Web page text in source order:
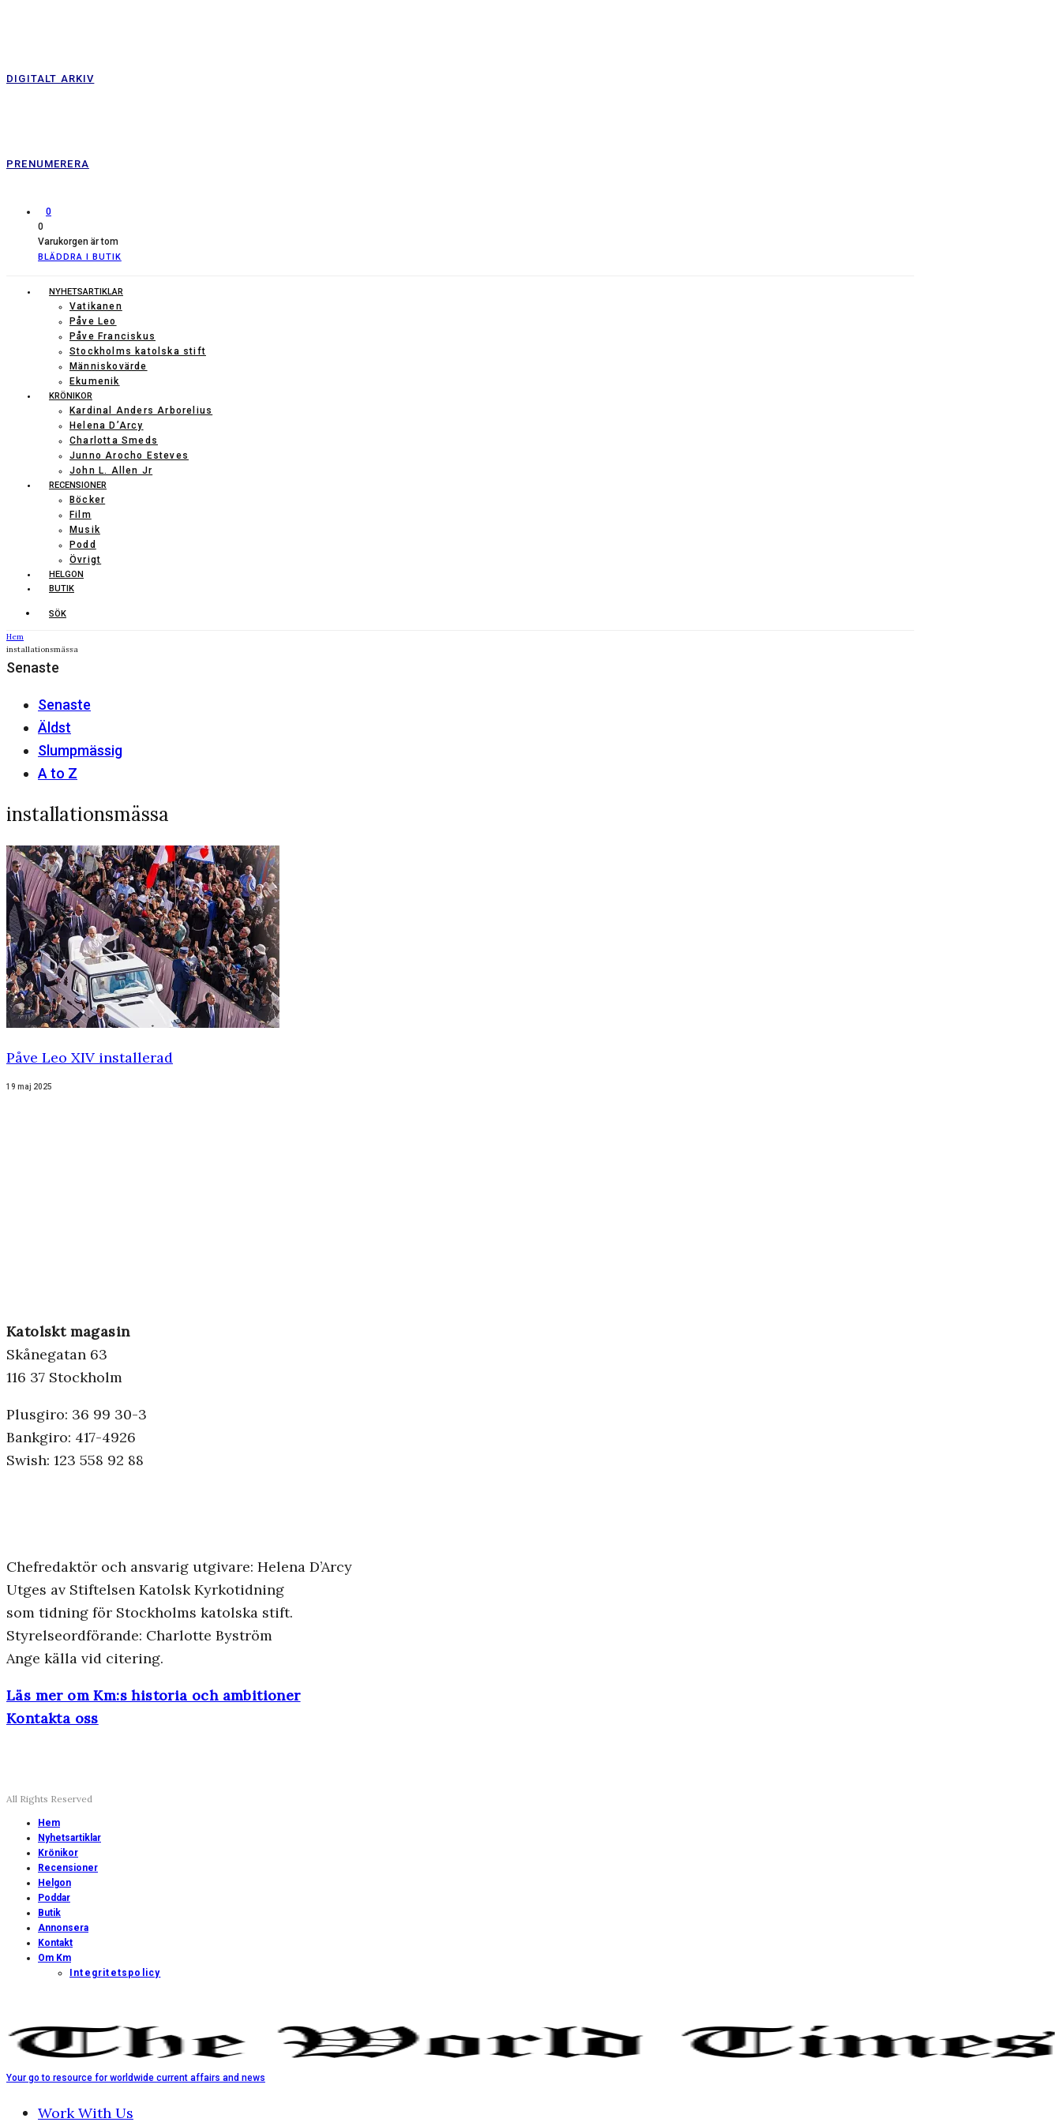
DIGITALT ARKIV
PRENUMERERA
0
0
Varukorgen är tom
BLÄDDRA I BUTIK
NYHETSARTIKLAR
Vatikanen
Påve Leo
Påve Franciskus
Stockholms katolska stift
Människovärde
Ekumenik
KRÖNIKOR
Kardinal Anders Arborelius
Helena D’Arcy
Charlotta Smeds
Junno Arocho Esteves
John L. Allen Jr
RECENSIONER
Böcker
Film
Musik
Podd
Övrigt
HELGON
BUTIK
SÖK
Hem
installationsmässa
Senaste
Senaste
Äldst
Slumpmässig
A to Z
installationsmässa
Påve Leo XIV installerad
19 maj 2025
Katolskt magasin
Skånegatan 63
116 37 Stockholm
Plusgiro: 36 99 30-3
Bankgiro: 417-4926
Swish: 123 558 92 88
Chefredaktör och ansvarig utgivare: Helena D’Arcy
Utges av Stiftelsen Katolsk Kyrkotidning
som tidning för Stockholms katolska stift.
Styrelseordförande: Charlotte Byström
Ange källa vid citering.
Läs mer om Km:s historia och ambitioner
Kontakta oss
All Rights Reserved
Hem
Nyhetsartiklar
Krönikor
Recensioner
Helgon
Poddar
Butik
Annonsera
Kontakt
Om Km
Integritetspolicy
Your go to resource for worldwide current affairs and news
Work With Us